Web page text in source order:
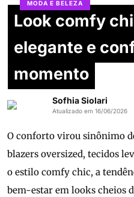
MODA E BELEZA
Look comfy
elegante e
momento
Sofhia Siolari
Atualizado em 16/06/2026
O conforto virou sinônimo
blazers oversized, tecidos
o estilo comfy chic, a
bem-estar em looks cheios